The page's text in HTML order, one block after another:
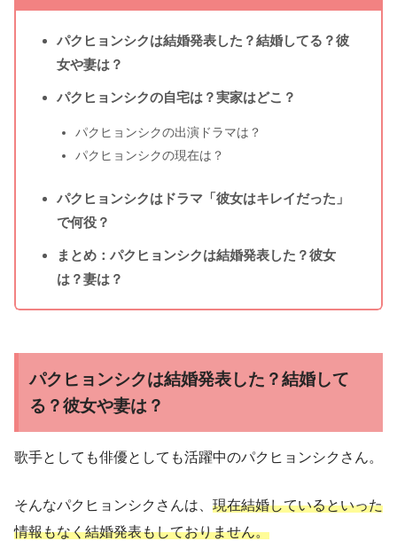
パクヒョンシクは結婚発表した？結婚してる？彼
女や妻は？
パクヒョンシクの自宅は？実家はどこ？
パクヒョンシクの出演ドラマは？
パクヒョンシクの現在は？
パクヒョンシクはドラマ「彼女はキレイだった」
で何役？
まとめ：パクヒョンシクは結婚発表した？彼女
は？妻は？
パクヒョンシクは結婚発表した？結婚して
る？彼女や妻は？
歌手としても俳優としても活躍中のパクヒョンシクさん。
そんなパクヒョンシクさんは、 現在結婚しているといった
情報もなく結婚発表もしておりません。